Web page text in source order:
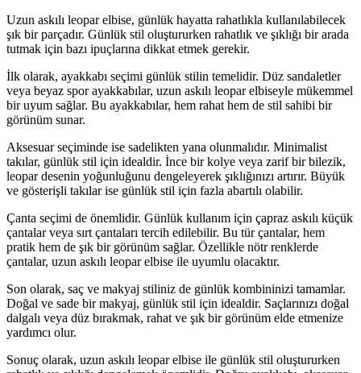
Uzun askılı leopar elbise, günlük hayatta rahatlıkla kullanılabilecek
şık bir parçadır. Günlük stil oluştururken rahatlık ve şıklığı bir arada
tutmak için bazı ipuçlarına dikkat etmek gerekir.
İlk olarak, ayakkabı seçimi günlük stilin temelidir. Düz sandaletler
veya beyaz spor ayakkabılar, uzun askılı leopar elbiseyle mükemmel
bir uyum sağlar. Bu ayakkabılar, hem rahat hem de stil sahibi bir
görünüm sunar.
Aksesuar seçiminde ise sadelikten yana olunmalıdır. Minimalist
takılar, günlük stil için idealdir. İnce bir kolye veya zarif bir bilezik,
leopar desenin yoğunluğunu dengeleyerek şıklığınızı artırır. Büyük
ve gösterişli takılar ise günlük stil için fazla abartılı olabilir.
Çanta seçimi de önemlidir. Günlük kullanım için çapraz askılı küçük
çantalar veya sırt çantaları tercih edilebilir. Bu tür çantalar, hem
pratik hem de şık bir görünüm sağlar. Özellikle nötr renklerde
çantalar, uzun askılı leopar elbise ile uyumlu olacaktır.
Son olarak, saç ve makyaj stiliniz de günlük kombininizi tamamlar.
Doğal ve sade bir makyaj, günlük stil için idealdir. Saçlarınızı doğal
dalgalı veya düz bırakmak, rahat ve şık bir görünüm elde etmenize
yardımcı olur.
Sonuç olarak, uzun askılı leopar elbise ile günlük stil oluştururken